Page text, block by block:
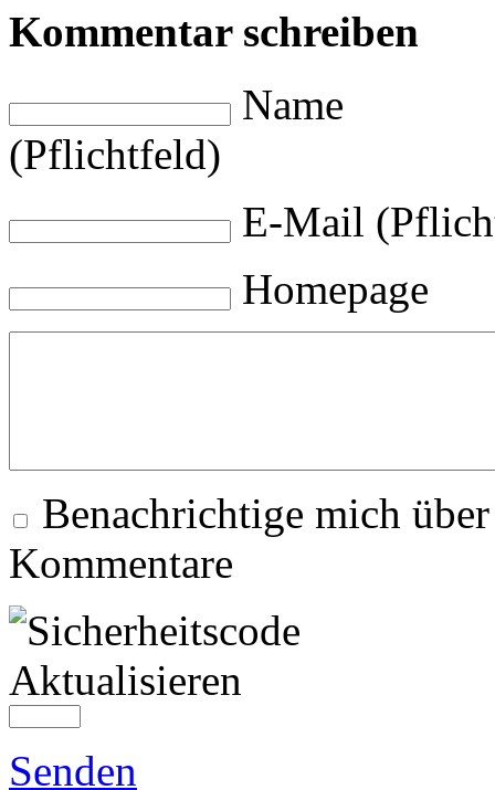
Kommentar schreiben
Name
(Pflichtfeld)
E-Mail
Homepage
Benachrichtige mich
Kommentare
Aktualisieren
Senden